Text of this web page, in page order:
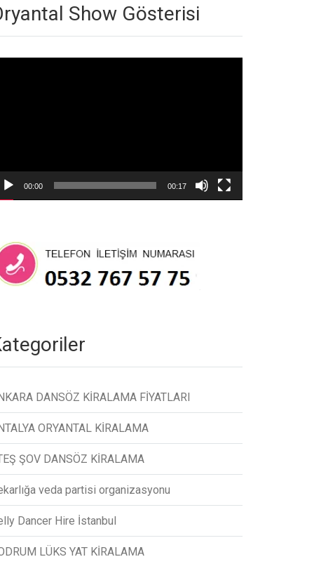
Show Gösterisi
00:00 00:17
DANSÖZ KİRALAMA FİYATLARI
ORYANTAL KİRALAMA
ŞOV DANSÖZ KİRALAMA
veda partisi organizasyonu
Dancer Hire İstanbul
LÜKS YAT KİRALAMA